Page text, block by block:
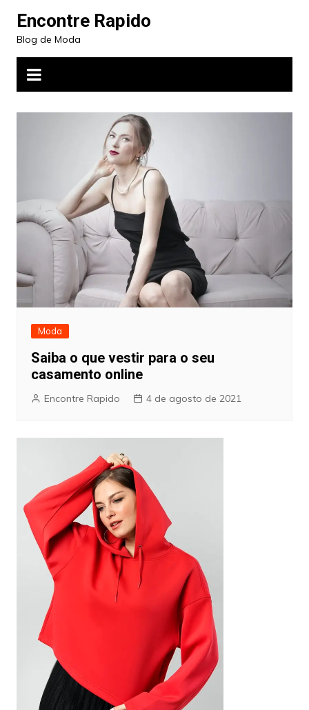
para
conteúdo
Encontre Rapido
Blog de Moda
Moda
Saiba o que vestir para o seu
casamento online
Encontre Rapido 4 de agosto de 2021